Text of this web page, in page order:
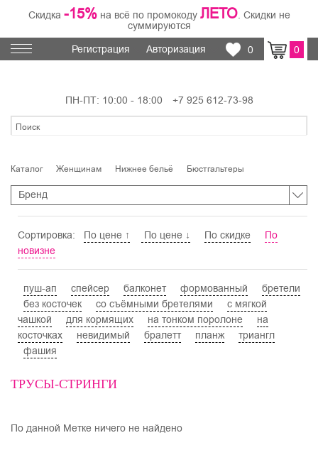
Скидка -15%на всё по промокоду ЛЕТО. Скидки не
суммируются
Регистрация
Авторизация 0 0
ПН-ПТ: 10:00 - 18:00 +7 925 612-73-98
Каталог Женщинам Нижнее бельё Бюстгальтеры
Бренд
Сортировка: По цене ↑ По цене ↓ По скидке
По
новизне
пуш-ап спейсер балконет формованный
бретели
без косточек
со съёмными бретелями
с мягкой
чашкой
для кормящих на тонком поролоне
на
косточках
невидимый бралетт планж
триангл
фашия
ТРУСЫ-СТРИНГИ
По данной Метке ничего не найдено